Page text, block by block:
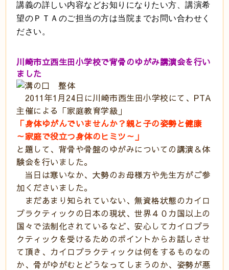
講義の詳しい内容などお知りになりたい方、講演希
望のＰＴＡのご担当の方は当院までお問い合わせく
ださい。
川崎市立西生田小学校で背骨のゆがみ講演会を行い
ました
2011年1月24日に川崎市西生田小学校にて、PTA
主催による「家庭教育学級 」
「身体ゆがんでいませんか？親と子の姿勢と健康
～家庭で役立つ身体のヒミツ～」
と題して、背骨や骨盤のゆがみについての講演＆体
験会を行いました。
当日は寒いなか、大勢のお母様方や先生方がご参
加くださいました。
まだあまり知られていない、無資格状態のカイロ
プラクティックの日本の現状、世界４０カ国以上の
国々で法制化されているなど、安心してカイロプラ
クティックを受けるためのポイントからお話しさせ
て頂き、カイロプラクティックは何をするものなの
か、骨がゆがむとどうなってしまうのか、姿勢が悪